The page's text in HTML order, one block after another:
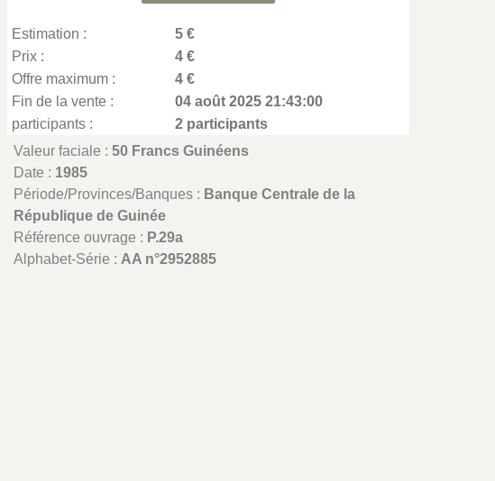
Estimation :
5 €
Prix :
4 €
Offre maximum :
4 €
Fin de la vente :
04 août 2025 21:43:00
participants :
2 participants
Valeur faciale :50 Francs Guinéens
Date : 1985
Période/Provinces/Banques : Banque Centrale de la
République de Guinée
Référence ouvrage : P.29a
Alphabet-Série : AA n°2952885